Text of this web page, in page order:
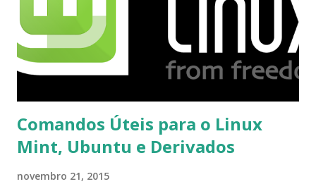
Comandos Úteis para o Linux
Mint, Ubuntu e Derivados
novembro 21, 2015